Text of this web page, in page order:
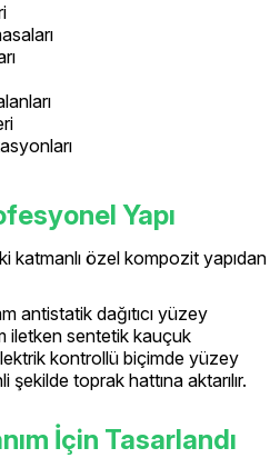
Yapı
katmanlı özel kompozit yapıdan
antistatik dağıtıcı yüzey
iletken sentetik kauçuk
kontrollü biçimde yüzey
şekilde toprak hattına aktarılır.
İçin Tasarlandı